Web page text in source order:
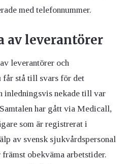
med telefonnummer.
av leverantörer
leverantörer och
får stå till svars för det
inledningsvis nekade till var
har gått via Medicall,
som är registrerat i
av svensk sjukvårdspersonal
obekväma arbetstider.